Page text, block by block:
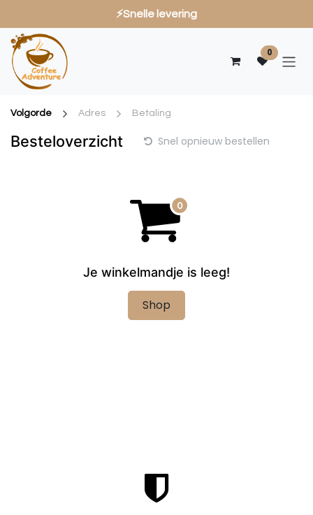
⚡Snelle levering
Overslaan naar inhoud
0
Volgorde Adres Betaling
Besteloverzicht Snel opnieuw bestellen
Je winkelmandje is leeg!
Shop